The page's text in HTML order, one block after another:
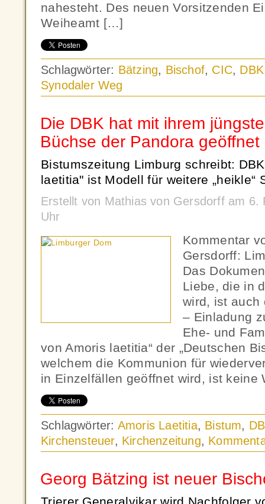
nahesteht. Des neuen Vorsitzenden
Weiheamt […]
Schlagwörter: Bätzing, Bischof, CIC, DBK
Synodaler Weg
Die DBK hat mit ihrem
Büchse der Pandora geöffnet
Bistumszeitung Limburg schreibt:
laetitia" ist Modell für weitere „heikle“
Erstellt von Mathias von Gersdorff am 6.
Uhr
Kommentar
Gersdorff:
Das
Liebe, die in
wird, ist auch
– Einladung
Ehe- und
von Amoris laetitia“ der „Deutschen
welchem die Kommunion für
in Einzelfällen geöffnet wird, ist
Schlagwörter: Amoris Laetitia, Bistum,
Kirchensteuer, Kirchenzeitung,
Georg Bätzing ist neuer